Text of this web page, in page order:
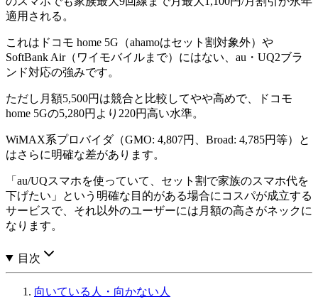
適用される。
これはドコモ home 5G（ahamoはセット割対象外）や
SoftBank Air（ワイモバイルまで）にはない、au・UQ2ブラ
ンド対応の強みです。
ただし月額5,500円は競合と比較してやや高めで、ドコモ
home 5Gの5,280円より220円高い水準。
WiMAX系プロバイダ（GMO: 4,807円、Broad: 4,785円等）と
はさらに明確な差があります。
「au/UQスマホを使っていて、セット割で家族のスマホ代を
下げたい」という明確な目的がある場合にコスパが成立する
サービスで、それ以外のユーザーには月額の高さがネックに
なります。
目次
向いている人・向かない人